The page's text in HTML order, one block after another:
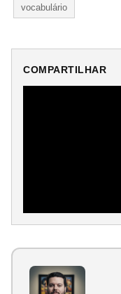
vocabulário
COMPARTILHAR